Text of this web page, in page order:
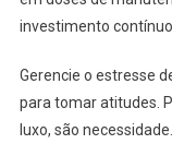
investimento
Gerencie o estresse
para tomar atitudes.
luxo, são necessidade.